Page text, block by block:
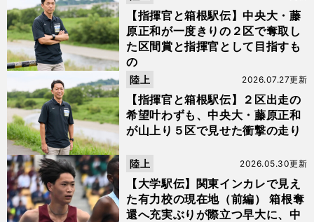
【指揮官と箱根駅伝】中央大・藤
原正和が一度きりの２区で奪取し
た区間賞と指揮官として目指すも
の
【指揮官と箱根駅伝】２区出走の
希望叶わずも、中央大・藤原正和
が山上り５区で見せた衝撃の走り
2026.07.27更新
陸上
【大学駅伝】関東インカレで見え
た有力校の現在地（前編） 箱根奪
還へ充実ぶりが際立つ早大に、中
2026.05.30更新
陸上